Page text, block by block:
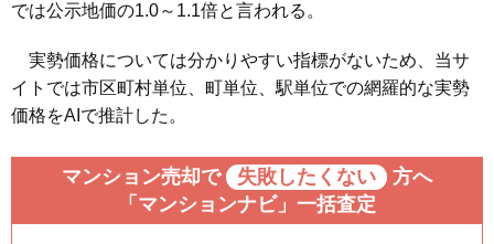
では公示地価の1.0～1.1倍と言われる。
実勢価格については分かりやすい指標がないため、当サ
イトでは市区町村単位、町単位、駅単位での網羅的な実勢
価格をAIで推計した。
マンション売却で 失敗したくない
方へ
「マンションナビ」一括査定